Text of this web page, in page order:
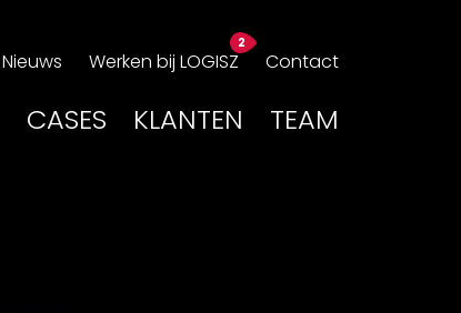
Nieuws Werken bij LOGISZ Contact
CASES KLANTEN TEAM